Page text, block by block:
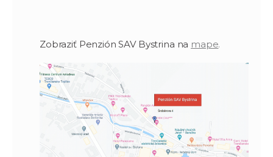
Zobraziť Penzión SAV Bystrina na mape.